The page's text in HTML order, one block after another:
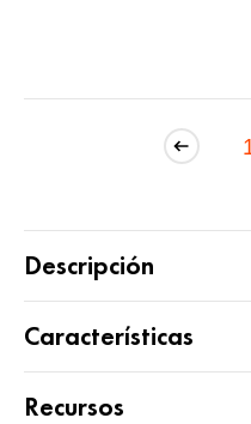
Descripción
Características
Recursos